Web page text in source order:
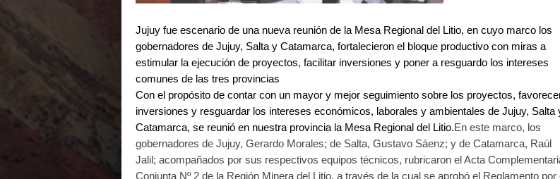
Jujuy fue escenario de una nueva reunión de la Mesa Regional del Litio, en cuyo marco los
gobernadores de Jujuy, Salta y Catamarca, fortalecieron el bloque productivo con miras a
estimular la ejecución de proyectos, facilitar inversiones y poner a resguardo los intereses
comunes de las tres provincias
Con el propósito de contar con un mayor y mejor seguimiento sobre los proyectos,
inversiones y resguardar los intereses económicos, laborales y ambientales de Jujuy, Salta
Catamarca, se reunió en nuestra provincia la Mesa Regional del Litio.En este marco, los
gobernadores de Jujuy, Gerardo Morales; de Salta, Gustavo Sáenz; y de Catamarca, Raúl
Jalil; acompañados por sus respectivos equipos técnicos, rubricaron el Acta
Conjunta Nº 2 de la Región Minera del Litio, a través de la cual se aprobó el Reglamento por